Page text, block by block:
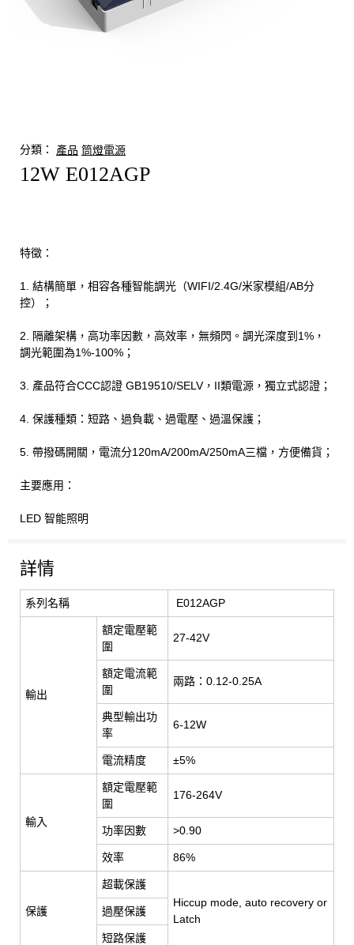
分類： 產品 筒燈電源
12W E012AGP
特徵：
1. 結構簡單，相容各種智能調光（WIFI/2.4G/米家模組/AB分
控）；
2. 隔離架構，高功率因數，高效率，無頻閃。調光深度到1%，
調光範圍為1%-100%；
3. 產品符合CCC認證 GB19510/SELV，II類電源，獨立式認證；
4. 保護種類：短路、過負載、過電壓、過溫保護；
5. 帶撥碼開關，電流分120mA/200mA/250mA三檔，方便備貨；
主要應用：
LED 智能照明
詳情
系列名稱 E012AGP
輸出
額定電壓範
圍
27-42V
額定電流範
圍
兩路：0.12-0.25A
典型輸出功
率
6-12W
電流精度 ±5%
輸入
額定電壓範
圍
176-264V
功率因數 >0.90
效率 86%
保護
超載保護
Hiccup mode, auto recovery or
Latch
過壓保護
短路保護